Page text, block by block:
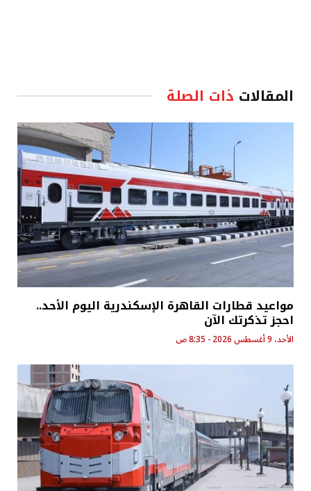
المقالات ذات الصلة
مواعيد قطارات القاهرة الإسكندرية اليوم الأحد..
احجز تذكرتك الآن
الأحد، 9 أغسطس 2026 - 8:35 ص